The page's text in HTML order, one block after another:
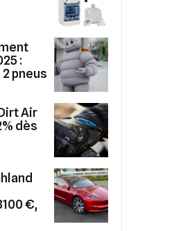
:
2 pneus
Air
dès
€,